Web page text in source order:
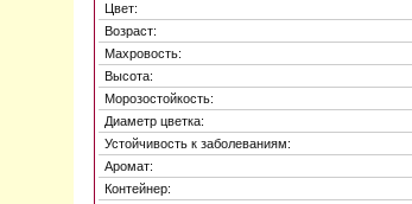
Цвет:
Возраст:
Махровость:
Высота:
Морозостойкость:
Диаметр цветка:
Устойчивость к заболеваниям:
Аромат:
Контейнер: